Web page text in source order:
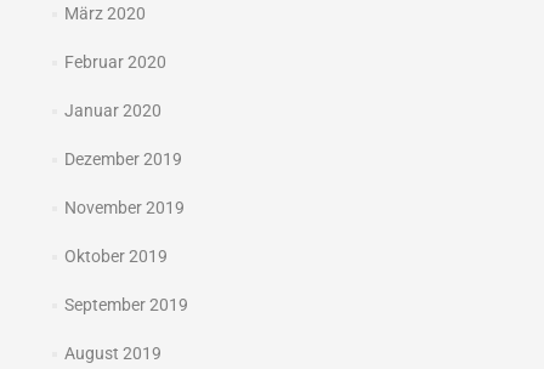
März 2020
Februar 2020
Januar 2020
Dezember 2019
November 2019
Oktober 2019
September 2019
August 2019